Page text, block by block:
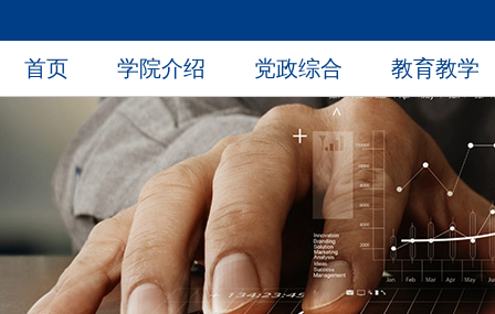
首页 学院介绍 党政综合 教育教学